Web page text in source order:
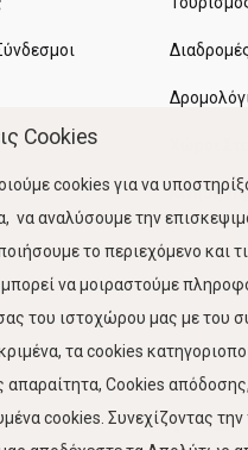
Κίνηση
Cookies
cookies για να
να αναλύσουμε την
το περιεχόμενο και
να μοιραστούμε
του ιστοχώρου μας με του
τα cookies
Cookies
cookies. Συνεχίζοντας